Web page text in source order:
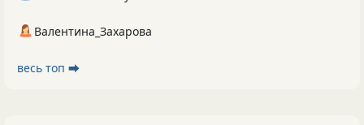
Валентина_Захарова
весь топ ⮕